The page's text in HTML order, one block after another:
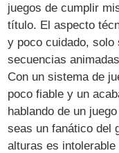
juegos de cumplir
título. El aspecto
y poco cuidado,
secuencias
Con un sistema de
poco fiable y un
hablando de un
seas un fanático del
alturas es